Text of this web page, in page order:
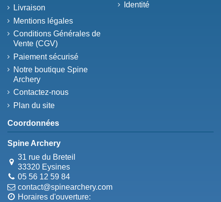
Livraison
Mentions légales
Conditions Générales de
Vente (CGV)
Paiement sécurisé
Notre boutique Spine
Archery
Contactez-nous
Plan du site
Identité
Coordonnées
Spine Archery
31 rue du Breteil
33320 Eysines
05 56 12 59 84
contact@spinearchery.com
Horaires d'ouverture: